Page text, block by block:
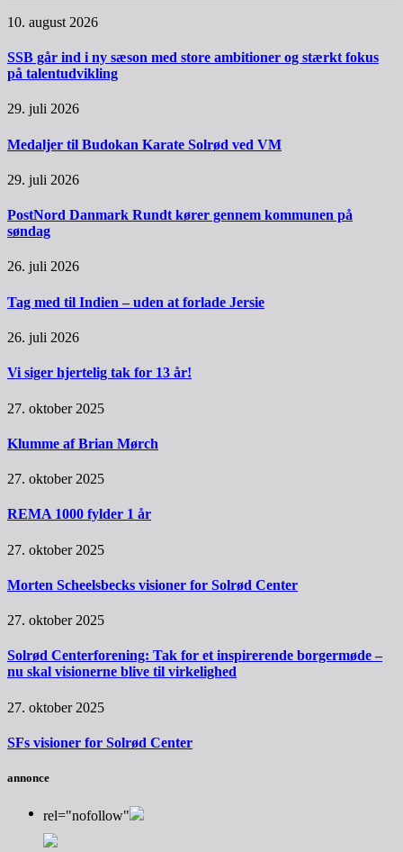
10. august 2026
SSB går ind i ny sæson med store ambitioner og stærkt fokus
på talentudvikling
29. juli 2026
Medaljer til Budokan Karate Solrød ved VM
29. juli 2026
PostNord Danmark Rundt kører gennem kommunen på
søndag
26. juli 2026
Tag med til Indien – uden at forlade Jersie
26. juli 2026
Vi siger hjertelig tak for 13 år!
27. oktober 2025
Klumme af Brian Mørch
27. oktober 2025
REMA 1000 fylder 1 år
27. oktober 2025
Morten Scheelsbecks visioner for Solrød Center
27. oktober 2025
Solrød Centerforening: Tak for et inspirerende borgermøde –
nu skal visionerne blive til virkelighed
27. oktober 2025
SFs visioner for Solrød Center
annonce
rel="nofollow"